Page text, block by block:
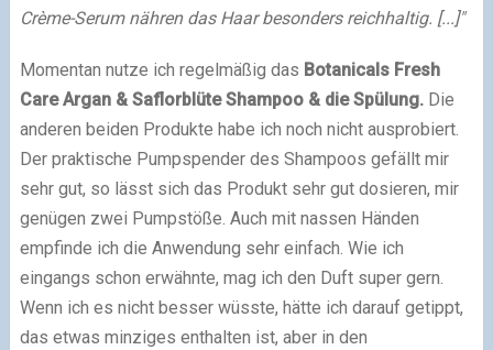
Crème-Serum nähren das Haar besonders reichhaltig. [...]"
Momentan nutze ich regelmäßig das Botanicals Fresh
Care Argan & Saflorblüte Shampoo & die Spülung. Die
anderen beiden Produkte habe ich noch nicht ausprobiert.
Der praktische Pumpspender des Shampoos gefällt mir
sehr gut, so lässt sich das Produkt sehr gut dosieren, mir
genügen zwei Pumpstöße. Auch mit nassen Händen
empfinde ich die Anwendung sehr einfach. Wie ich
eingangs schon erwähnte, mag ich den Duft super gern.
Wenn ich es nicht besser wüsste, hätte ich darauf getippt,
das etwas minziges enthalten ist, aber in den